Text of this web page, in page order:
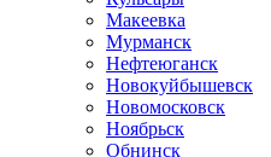
Макеевка
Мурманск
Нефтеюганск
Новокуйбышевск
Новомосковск
Ноябрьск
Обнинск